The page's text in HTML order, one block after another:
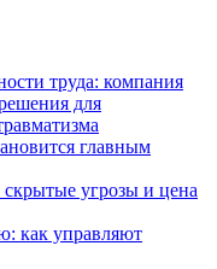
труда: компания
для
главным
угрозы и цена
как управляют